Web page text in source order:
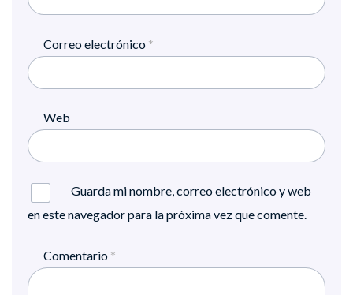
Correo electrónico *
Web
Guarda mi nombre, correo electrónico y web
en este navegador para la próxima vez que comente.
Comentario *